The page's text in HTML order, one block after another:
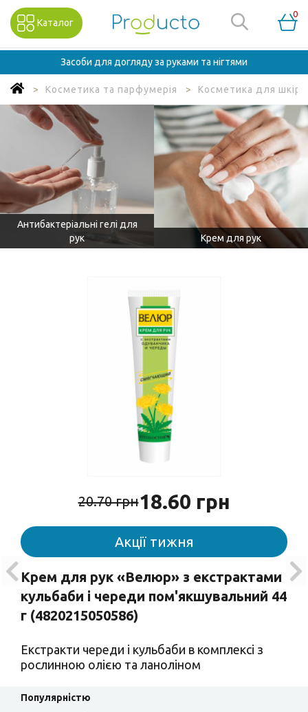
Каталог
0
Засоби для догляду за руками та нігтями
Косметика та парфумерія Косметика для
Антибактеріальні гелі для
рук
Крем для рук
20.70 грн18.60 грн
Акції тижня
Крем для рук «Велюр» з екстрактами
кульбаби і череди пом'якшувальний 44
г (4820215050586)
Екстракти череди і кульбаби в комплексі з
рослинною олією та ланоліном
Популярністю